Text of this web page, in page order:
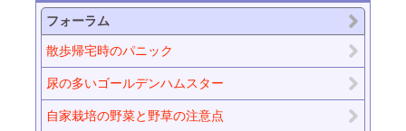
フォーラム
散歩帰宅時のパニック
尿の多いゴールデンハムスター
自家栽培の野菜と野草の注意点